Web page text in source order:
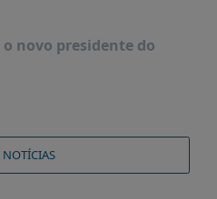
novo presidente do